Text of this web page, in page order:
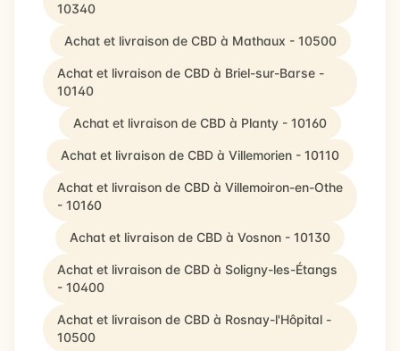
10340
Achat et livraison de CBD à Mathaux - 10500
Achat et livraison de CBD à Briel-sur-Barse -
10140
Achat et livraison de CBD à Planty - 10160
Achat et livraison de CBD à Villemorien - 10110
Achat et livraison de CBD à Villemoiron-en-Othe
- 10160
Achat et livraison de CBD à Vosnon - 10130
Achat et livraison de CBD à Soligny-les-Étangs
- 10400
Achat et livraison de CBD à Rosnay-l'Hôpital -
10500